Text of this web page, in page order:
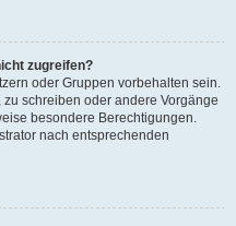
zugreifen?
oder Gruppen vorbehalten sein.
schreiben oder andere Vorgänge
besondere Berechtigungen.
nach entsprechenden